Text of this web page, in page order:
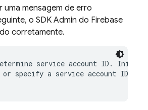
uma mensagem de erro
o SDK Admin do Firebase
corretamente.
service account ID.
specify a service account ID with